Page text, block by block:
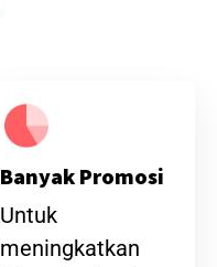
Banyak Promosi
Untuk
meningkatkan